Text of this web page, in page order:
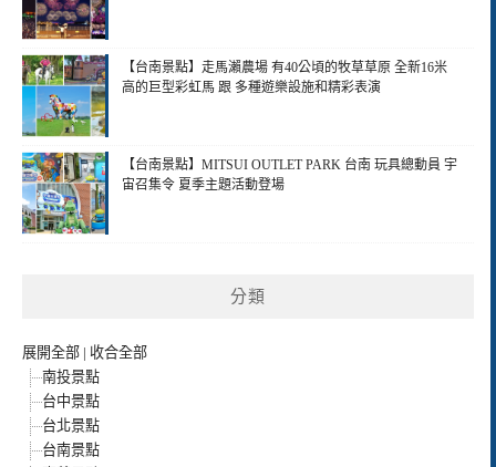
【台南景點】走馬瀨農場 有40公頃的牧草草原 全新16米
高的巨型彩虹馬 跟 多種遊樂設施和精彩表演
【台南景點】MITSUI OUTLET PARK 台南 玩具總動員 宇
宙召集令 夏季主題活動登場
分類
展開全部 | 收合全部
南投景點
台中景點
台北景點
台南景點